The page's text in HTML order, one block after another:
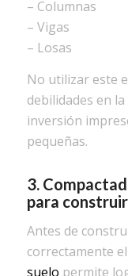
– Columnas
– Vigas
– Losas
No utilizar este
debilidades en
inversión
pequeñas.
3.
para construir
Antes de
correctamente
suelo permite